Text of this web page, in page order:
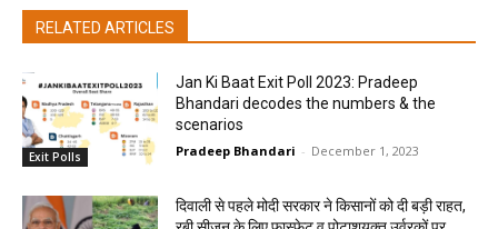
RELATED ARTICLES
Exit Polls
Jan Ki Baat Exit Poll 2023: Pradeep
Bhandari decodes the numbers & the
scenarios
Pradeep Bhandari - December 1, 2023
दिवाली से पहले मोदी सरकार ने किसानों को दी बड़ी राहत,